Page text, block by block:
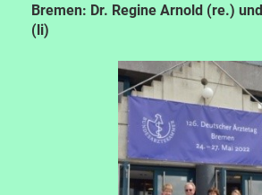
Bremen: Dr. Regine Arnold (re.)
(li)